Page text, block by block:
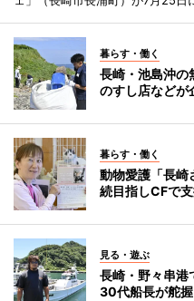
暮らす・働く
長崎・池島沖
のすし店などが
暮らす・働く
動物愛護「長崎
続目指しCFで
見る・遊ぶ
長崎・野々串
30代船長が舵